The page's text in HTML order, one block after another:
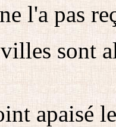
l'a pas
sont
apaisé